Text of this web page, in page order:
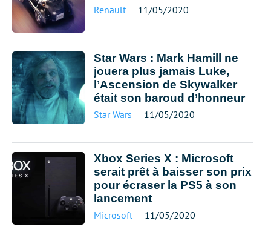
Renault 11/05/2020
Star Wars : Mark Hamill ne
jouera plus jamais Luke,
l’Ascension de Skywalker
était son baroud d’honneur
Star Wars 11/05/2020
Xbox Series X : Microsoft
serait prêt à baisser son prix
pour écraser la PS5 à son
lancement
Microsoft 11/05/2020